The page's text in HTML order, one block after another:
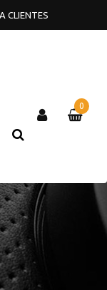
CLIENTES
0